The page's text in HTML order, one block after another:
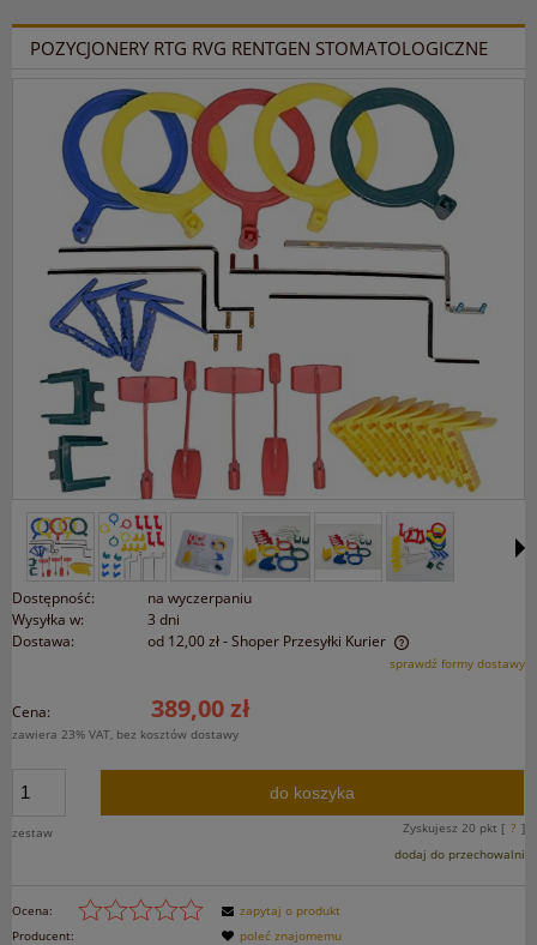
POZYCJONERY RTG RVG RENTGEN STOMATOLOGICZNE
Dostępność:
na wyczerpaniu
Wysyłka w:
3 dni
Dostawa:
od 12,00 zł- Shoper Przesyłki Kurier
Cena nie zawiera ewentualnych kosztów płatnościsprawdź formy dostawy
Cena: 389,00 zł
zawiera 23% VAT, bez kosztów dostawy
zestaw
do koszyka
Zyskujesz 20 pkt [ ? ]
dodaj do przechowalni
Ocena:
Producent:
zapytaj o produkt
poleć znajomemu